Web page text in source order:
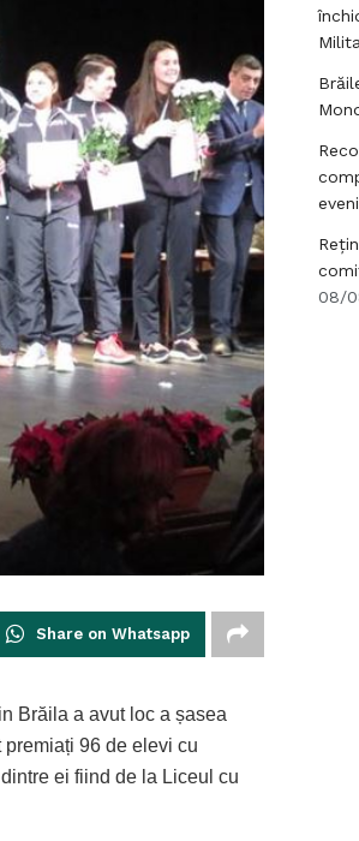
Share on Whatsapp
Brăila a avut loc a șasea
96 de elevi cu
ei fiind de la Liceul cu
08/